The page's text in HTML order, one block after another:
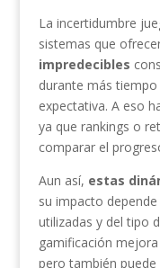
La incertidumbre
sistemas que
impredecibles
durante más
expectativa. A eso
ya que rankings o
comparar el
Aun así, estas
su impacto
utilizadas y del tipo
gamificación
pero también